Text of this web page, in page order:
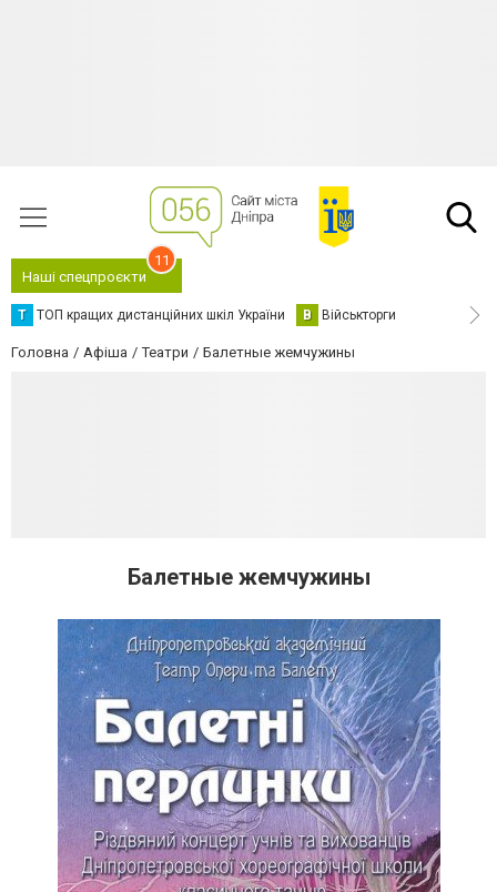
Наші спецпроєкти
11
Т ТОП кращих дистанційних шкіл України В Військторги
Головна Афіша Театри Балетные жемчужины
Балетные жемчужины